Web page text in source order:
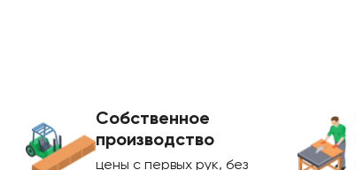
Собственное
производство
цены с первых рук, без